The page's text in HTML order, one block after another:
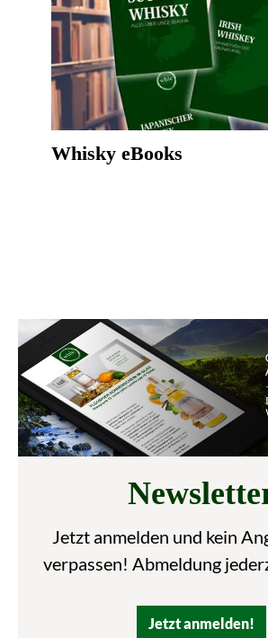
Whisky eBooks
Jetzt anmelden und kein
verpassen! Abmeldung
Jetzt anmelden!